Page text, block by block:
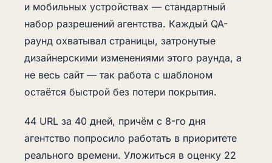
и мобильных устройствах — стандартный
набор разрешений агентства. Каждый QA-
раунд охватывал страницы, затронутые
дизайнерскими изменениями этого раунда, а
не весь сайт — так работа с шаблоном
остаётся быстрой без потери покрытия.
44 URL за 40 дней, причём с 8-го дня
агентство попросило работать в приоритете
реального времени. Уложиться в оценку 22